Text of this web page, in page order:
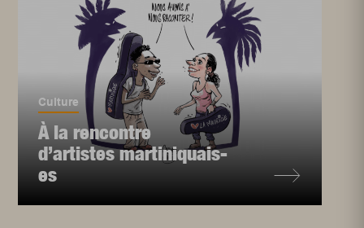
Culture
À la rencontre
d’artistes martiniquais-
es